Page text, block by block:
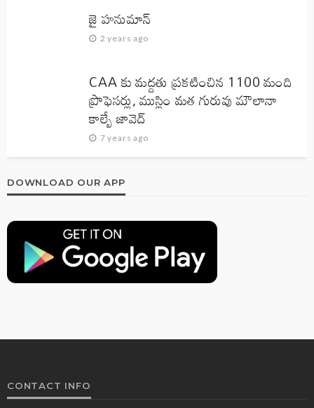
జై హనుమాన్‌
2 years ago
CAA కు మద్దతు ప్రకటించిన 1100 మంది
ప్రొఫెసర్లు, ముస్లిం మత గురువు మౌలానా
కాల్బే జావెద్‌
7 years ago
DOWNLOAD OUR APP
CONTACT INFO